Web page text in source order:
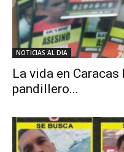
NOTICIAS AL DIA
La vida en
pandillero...